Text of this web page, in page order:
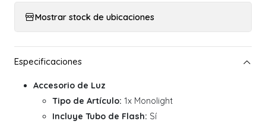
Mostrar stock de ubicaciones
Accesorio de Luz
Tipo de Artículo: 1x Monolight
Incluye Tubo de Flash: Sí